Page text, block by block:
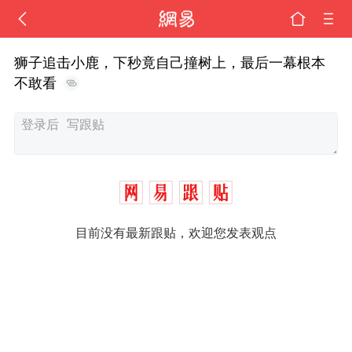
狮子追击小鹿，下秒竟自己撞树上，最后一幕根本
不敢看
目前没有最新跟贴，欢迎您发表观点